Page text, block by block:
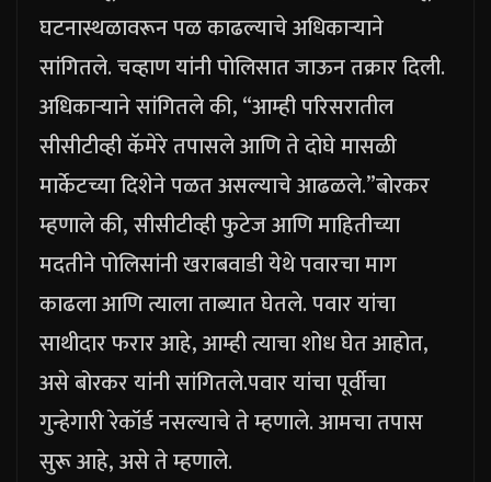
घटनास्थळावरून पळ काढल्याचे अधिकाऱ्याने
सांगितले. चव्हाण यांनी पोलिसात जाऊन तक्रार दिली.
अधिकाऱ्याने सांगितले की, “आम्ही परिसरातील
सीसीटीव्ही कॅमेरे तपासले आणि ते दोघे मासळी
मार्केटच्या दिशेने पळत असल्याचे आढळले.”बोरकर
म्हणाले की, सीसीटीव्ही फुटेज आणि माहितीच्या
मदतीने पोलिसांनी खराबवाडी येथे पवारचा माग
काढला आणि त्याला ताब्यात घेतले. पवार यांचा
साथीदार फरार आहे, आम्ही त्याचा शोध घेत आहोत,
असे बोरकर यांनी सांगितले.पवार यांचा पूर्वीचा
गुन्हेगारी रेकॉर्ड नसल्याचे ते म्हणाले. आमचा तपास
सुरू आहे, असे ते म्हणाले.